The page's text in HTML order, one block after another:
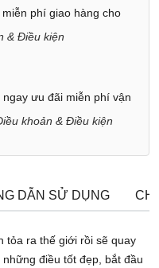
miễn phí giao hàng cho
& Điều kiện
ưu đãi miễn phí vận
khoản & Điều kiện
DẪN SỬ DỤNG
tỏa ra thế giới rồi sẽ quay
điều tốt đẹp, bắt đầu